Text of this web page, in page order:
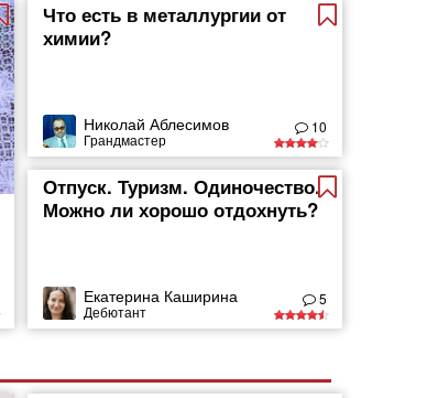
Что есть в металлургии от
химии?
Николай Аблесимов
Грандмастер
10
Отпуск. Туризм. Одиночество.
Можно ли хорошо отдохнуть?
Екатерина Каширина
Дебютант
5